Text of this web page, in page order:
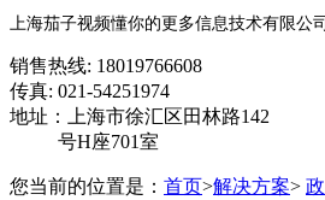
上海茄子视频懂你的更多信息技术有限公司
销售热线: 18019766608
传真: 021-54251974
地址：上海市徐汇区田林路142
号H座701室
您当前的位置是： 首页>解决方案>